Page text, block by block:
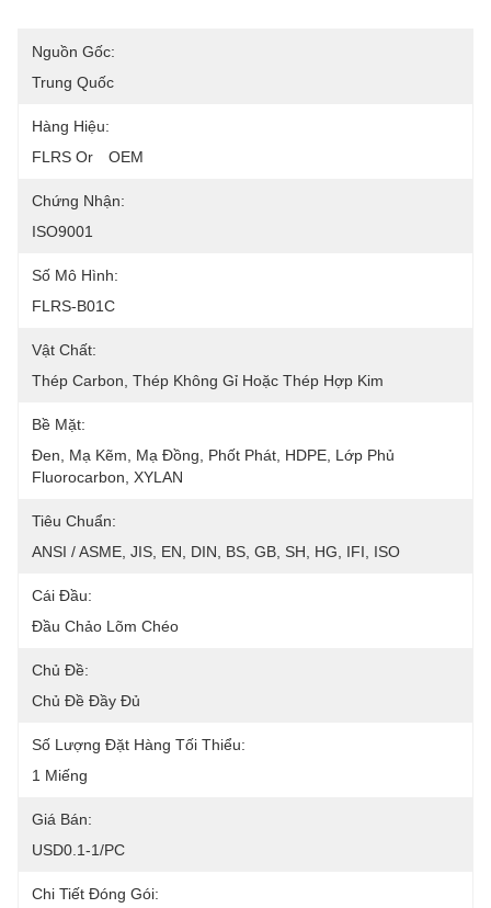
Nguồn Gốc:
Trung Quốc
Hàng Hiệu:
FLRS Or　OEM
Chứng Nhận:
ISO9001
Số Mô Hình:
FLRS-B01C
Vật Chất:
Thép Carbon, Thép Không Gỉ Hoặc Thép Hợp Kim
Bề Mặt:
Đen, Mạ Kẽm, Mạ Đồng, Phốt Phát, HDPE, Lớp Phủ
Fluorocarbon, XYLAN
Tiêu Chuẩn:
ANSI / ASME, JIS, EN, DIN, BS, GB, SH, HG, IFI, ISO
Cái Đầu:
Đầu Chảo Lõm Chéo
Chủ Đề:
Chủ Đề Đầy Đủ
Số Lượng Đặt Hàng Tối Thiểu:
1 Miếng
Giá Bán:
USD0.1-1/PC
Chi Tiết Đóng Gói: